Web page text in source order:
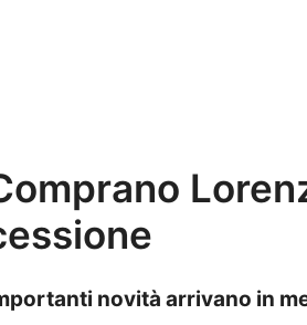
novità arrivano in